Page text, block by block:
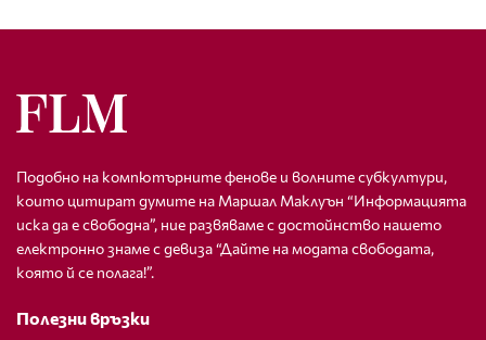
Подобно на компютърните фенове и волните субкултури,
които цитират думите на Маршал Маклуън “Информацията
иска да е свободна”, ние развяваме с достойнство нашето
електронно знаме с девиза “Дайте на модата свободата,
която й се полага!”.
Полезни връзки